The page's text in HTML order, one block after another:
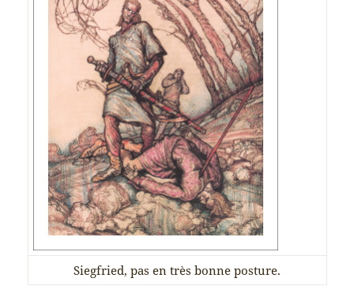
Siegfried, pas en très bonne posture.